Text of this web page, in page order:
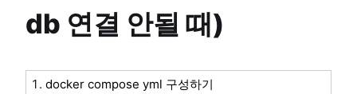
db 연결 안될 때)
docker compose yml 구성하기